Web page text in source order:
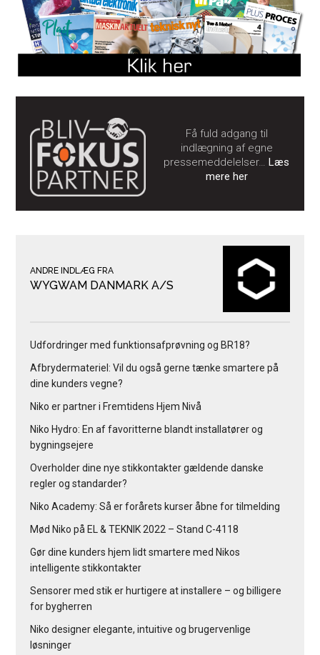
Få fuld adgang til
indlægning af egne
pressemeddelelser…Læs
mere her
ANDRE INDLÆG FRA
WYGWAM DANMARK A/S
Udfordringer med funktionsafprøvning og BR18?
Afbrydermateriel: Vil du også gerne tænke smartere på
dine kunders vegne?
Niko er partner i Fremtidens Hjem Nivå
Niko Hydro: En af favoritterne blandt installatører og
bygningsejere
Overholder dine nye stikkontakter gældende danske
regler og standarder?
Niko Academy: Så er forårets kurser åbne for tilmelding
Mød Niko på EL & TEKNIK 2022 – Stand C-4118
Gør dine kunders hjem lidt smartere med Nikos
intelligente stikkontakter
Sensorer med stik er hurtigere at installere – og billigere
for bygherren
Niko designer elegante, intuitive og brugervenlige
løsninger